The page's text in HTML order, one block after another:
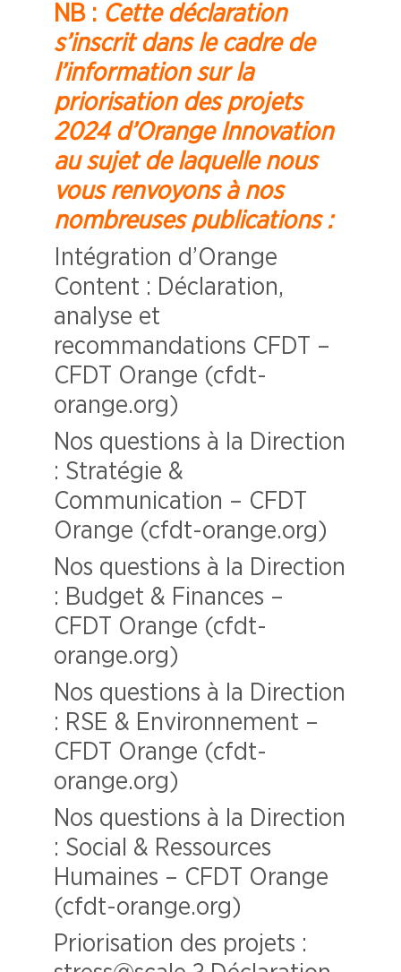
NB : Cette déclaration
s’inscrit dans le cadre de
l’information sur la
priorisation des projets
2024 d’Orange Innovation
au sujet de laquelle nous
vous renvoyons à nos
nombreuses publications :
Intégration d’Orange
Content : Déclaration,
analyse et
recommandations CFDT –
CFDT Orange (cfdt-
orange.org)
Nos questions à la Direction
: Stratégie &
Communication – CFDT
Orange (cfdt-orange.org)
Nos questions à la Direction
: Budget & Finances –
CFDT Orange (cfdt-
orange.org)
Nos questions à la Direction
: RSE & Environnement –
CFDT Orange (cfdt-
orange.org)
Nos questions à la Direction
: Social & Ressources
Humaines – CFDT Orange
(cfdt-orange.org)
Priorisation des projets :